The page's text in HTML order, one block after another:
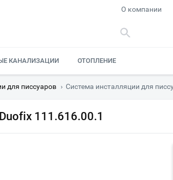
О компании
КАНАЛИЗАЦИИ ОТОПЛЕНИЕ
для писсуаров › Система инсталляции для
111.616.00.1